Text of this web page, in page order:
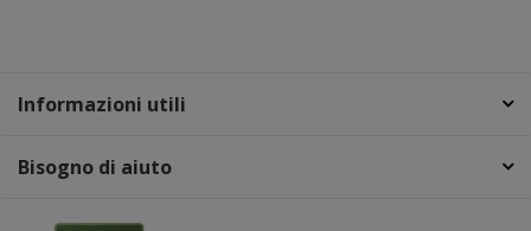
Informazioni utili
Bisogno di aiuto